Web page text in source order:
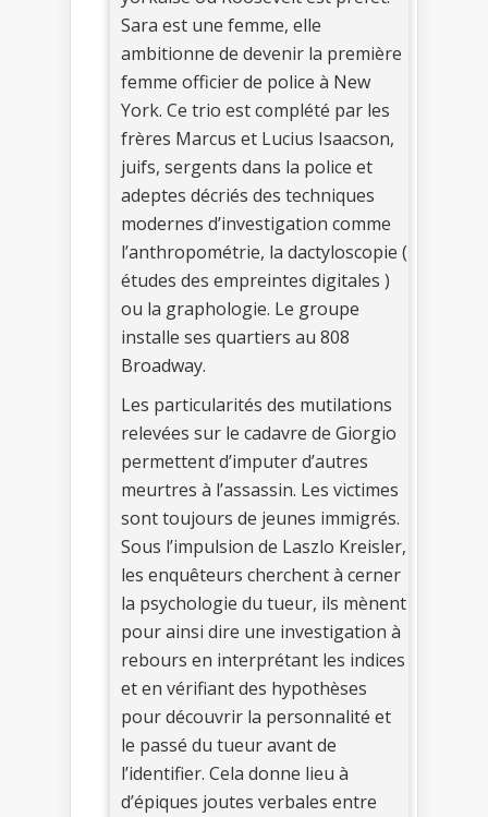
Sara est une femme, elle
ambitionne de devenir la première
femme officier de police à New
York. Ce trio est complété par les
frères Marcus et Lucius Isaacson,
juifs, sergents dans la police et
adeptes décriés des techniques
modernes d’investigation comme
l’anthropométrie, la dactyloscopie (
études des empreintes digitales )
ou la graphologie. Le groupe
installe ses quartiers au 808
Broadway.
Les particularités des mutilations
relevées sur le cadavre de Giorgio
permettent d’imputer d’autres
meurtres à l’assassin. Les victimes
sont toujours de jeunes immigrés.
Sous l’impulsion de Laszlo Kreisler,
les enquêteurs cherchent à cerner
la psychologie du tueur, ils mènent
pour ainsi dire une investigation à
rebours en interprétant les indices
et en vérifiant des hypothèses
pour découvrir la personnalité et
le passé du tueur avant de
l’identifier. Cela donne lieu à
d’épiques joutes verbales entre